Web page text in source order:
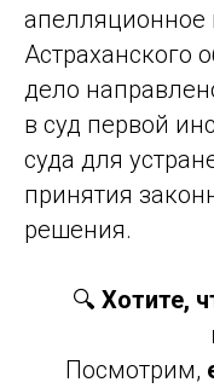
апелляционное
Астраханского
дело
в суд первой
суда для
принятия
решения.
🔍 Хотите,
Посмотрим,